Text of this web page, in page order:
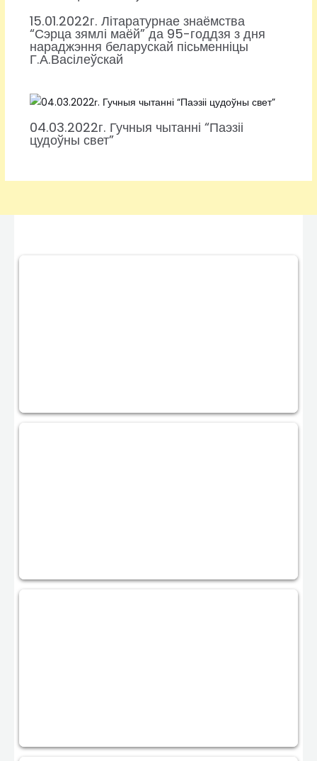
15.01.2022г. Літаратурнае знаёмства
“Сэрца зямлі маёй” да 95-годдзя з дня
нараджэння беларускай пісьменніцы
Г.А.Васілеўскай
04.03.2022г. Гучныя чытанні “Паэзіі
цудоўны свет”